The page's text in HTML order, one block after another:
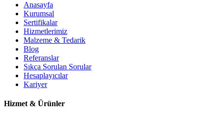
Anasayfa
Kurumsal
Sertifikalar
Hizmetlerimiz
Malzeme & Tedarik
Blog
Referanslar
Sıkça Sorulan Sorular
Hesaplayıcılar
Kariyer
Hizmet & Ürünler